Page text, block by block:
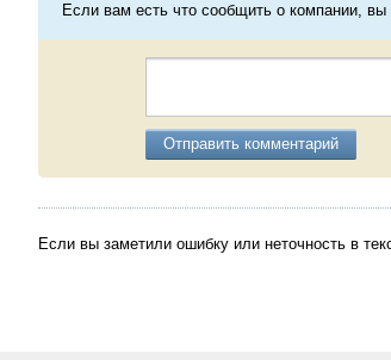
Если вам есть что сообщить о компании,
Отправить комментарий
Если вы заметили ошибку или неточность в